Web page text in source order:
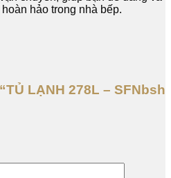
hảo trong nhà bếp.
LẠNH 278L – SFNbsh